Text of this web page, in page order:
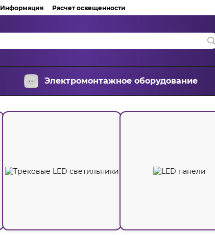
Информация Расчет освещенности
Электромонтажное оборудование